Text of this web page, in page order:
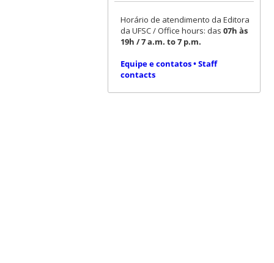
Horário de atendimento da Editora
da UFSC / Office hours: das 07h às
19h / 7 a.m. to 7 p.m.
Equipe e contatos • Staff
contacts